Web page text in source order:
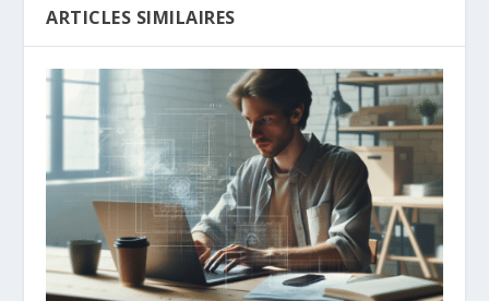
ARTICLES SIMILAIRES